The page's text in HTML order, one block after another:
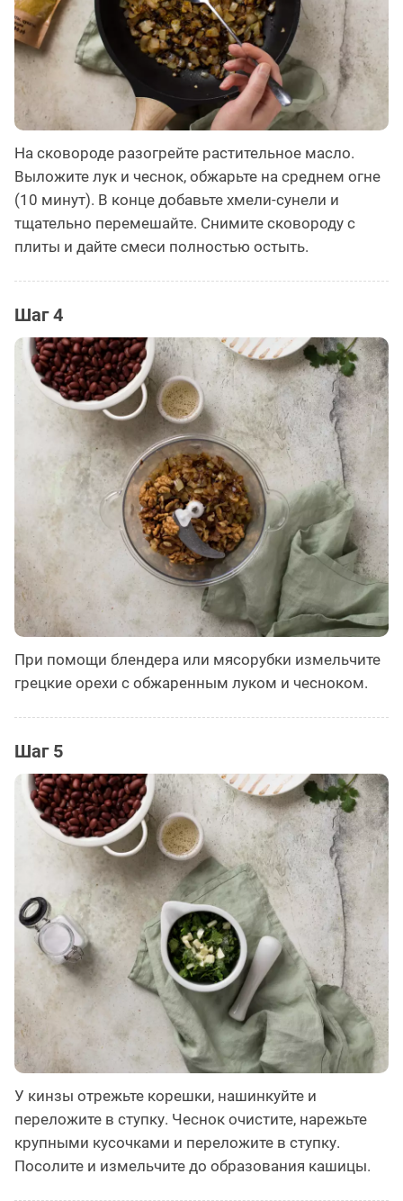
На сковороде разогрейте растительное масло.
Выложите лук и чеснок, обжарьте на среднем огне
(10 минут). В конце добавьте хмели-сунели и
тщательно перемешайте. Снимите сковороду с
плиты и дайте смеси полностью остыть.
Шаг 4
При помощи блендера или мясорубки измельчите
грецкие орехи с обжаренным луком и чесноком.
Шаг 5
У кинзы отрежьте корешки, нашинкуйте и
переложите в ступку. Чеснок очистите, нарежьте
крупными кусочками и переложите в ступку.
Посолите и измельчите до образования кашицы.